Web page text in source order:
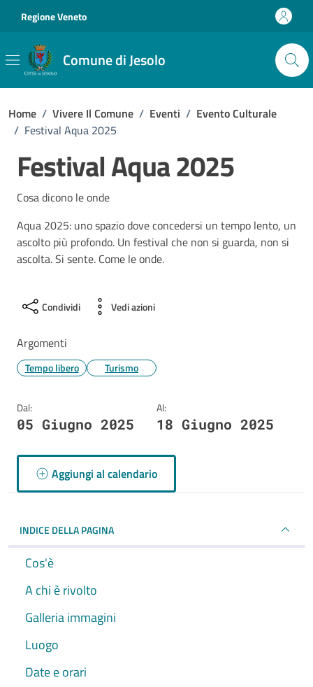
Regione Veneto
Comune di Jesolo
Home / Vivere Il Comune / Eventi / Evento Culturale
/ Festival Aqua 2025
Festival Aqua 2025
Cosa dicono le onde
Aqua 2025: uno spazio dove concedersi un tempo lento, un
ascolto più profondo. Un festival che non si guarda, non si
ascolta. Si sente. Come le onde.
Condividi Vedi azioni
Argomenti
Tempo libero Turismo
Dal:
05 Giugno 2025
Al:
18 Giugno 2025
Aggiungi al calendario
INDICE DELLA PAGINA
Cos'è
A chi è rivolto
Galleria immagini
Luogo
Date e orari